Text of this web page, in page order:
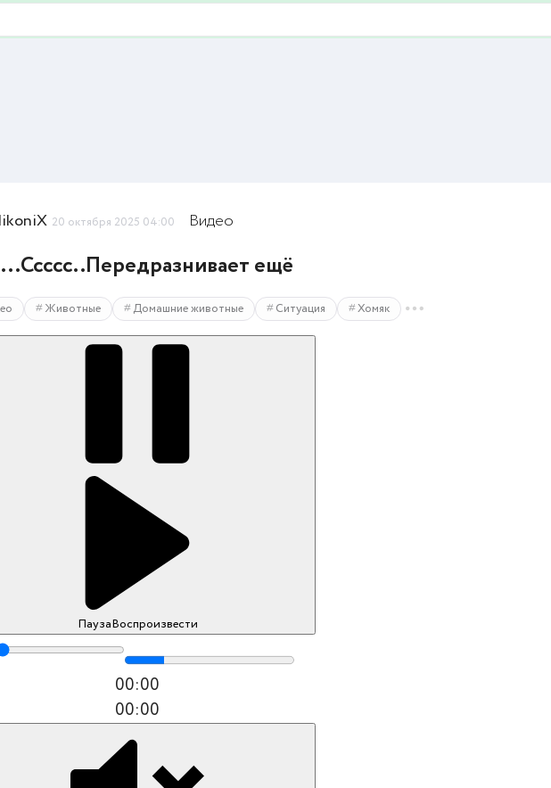
20 октября 2025 04:00 Видео
ещё
Животные Домашние животные Ситуация Хомяк
ПаузаВоспроизвести
00:00
00:00